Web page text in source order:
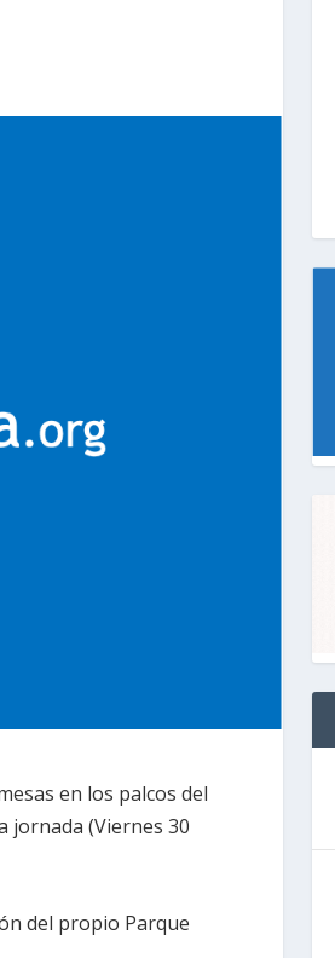
en los palcos del
jornada (Viernes 30
del propio Parque